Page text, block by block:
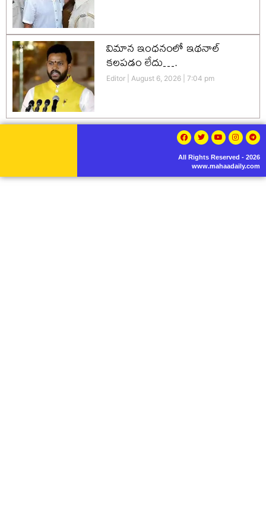
విమాన ఇంధనంలో ఇథనాల్
కలపడం లేదు….
Editor August 6, 2026 7:04 pm
All Rights Reserved - 2026
www.mahaadaily.com